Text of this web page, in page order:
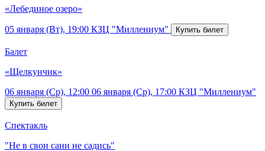
«Лебединое озеро»
05 января (Вт), 19:00 КЗЦ "Миллениум"
Балет
«Щелкунчик»
06 января (Ср), 12:00 06 января (Ср), 17:00 КЗЦ "Миллениум"
Спектакль
"Не в свои сани не садись"